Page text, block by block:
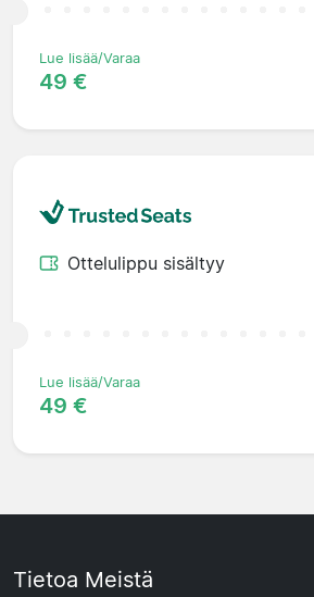
Lue lisää/Varaa
49 €
Ottelulippu sisältyy
Lue lisää/Varaa
49 €
Tietoa Meistä